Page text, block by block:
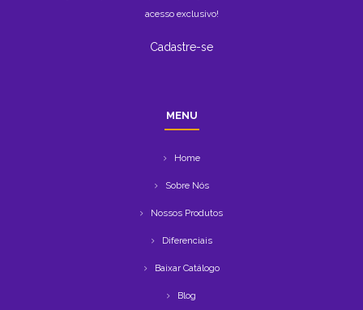
acesso exclusivo!
Cadastre-se
MENU
Home
Sobre Nós
Nossos Produtos
Diferenciais
Baixar Catálogo
Blog